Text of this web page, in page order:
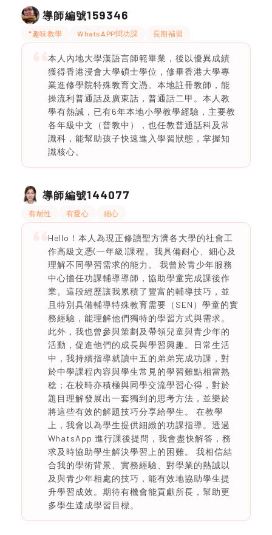
導師編號159346
*趣味教學 WhatsAPP問功課 長期補習
本人內地大學漢語言師範畢業，後以優異成績
獲得香港浸會大學碩士學位，修畢香港大學專
業進修學院特殊教育文憑。本地註冊教師，能
操流利普通話及廣東話，普通話二甲。本人教
學有熱誠，已有6年本地小學教學經驗，主要教
各年級中文（普教中），也任教普通話科及常
識科，能幫助孩子快速進入學習狀態，掌握知
識核心。
導師編號144077
有耐性 有愛心 細心
Hello！本人為現正修讀聖方濟各大學的社會工
作高級文憑(一年級)課程。我具備耐心、細心及
理解不同學習需求的能力。 我曾於青少年服務
中心擔任功課輔導導師，協助學童完成課後作
業。這段經歷讓我累積了豐富的輔導技巧，並
且特別具備輔導特殊教育需要（SEN）學童的實
務經驗，能理解他們獨特的學習方式與需求。
此外，我也曾參與策劃及帶領兒童與青少年的
活動，促進他們的成長與學習興趣。日常生活
中，我持續指導就讀中五的弟弟完成功課，對
於中學課程內容與學生常見的學習難點相當熟
稔；在校時亦積極與同學交流學習心得，對於
題目理解發展出一套獨到的思考方法，並樂於
將這些有效的解題技巧分享給學生。 在教學
上，我會以為學生提供細緻的功課指導。透過
WhatsApp 進行課後提問，我會盡快解答，務
求及時協助學生解決學習上的困難。 我相信結
合我的學術背景、實務經驗、對學業的熱誠以
及與青少年相處的技巧，能有效地協助學生提
升學習成效。期待有機會能貢獻所長，幫助更
多學生達成學習目標。